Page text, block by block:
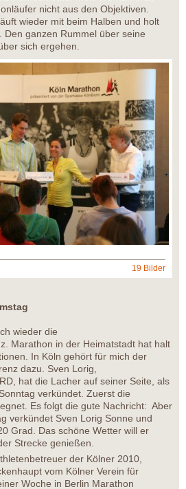
nicht aus den Objektiven.
wieder mit beim Halben und holt
Den ganzen Rummel über seine
sich ergehen.
19 Bilder
wieder die
Marathon in der Heimatstadt hat halt
In Köln gehört für mich der
dazu. Sven Lorig,
hat die Lacher auf seiner Seite, als
verkündet. Zuerst die
Es folgt die gute Nachricht: Aber
verkündet Sven Lorig Sonne und
Grad. Das schöne Wetter will er
Strecke genießen.
der Kölner 2010,
vom Kölner Verein für
Woche in Berlin Marathon